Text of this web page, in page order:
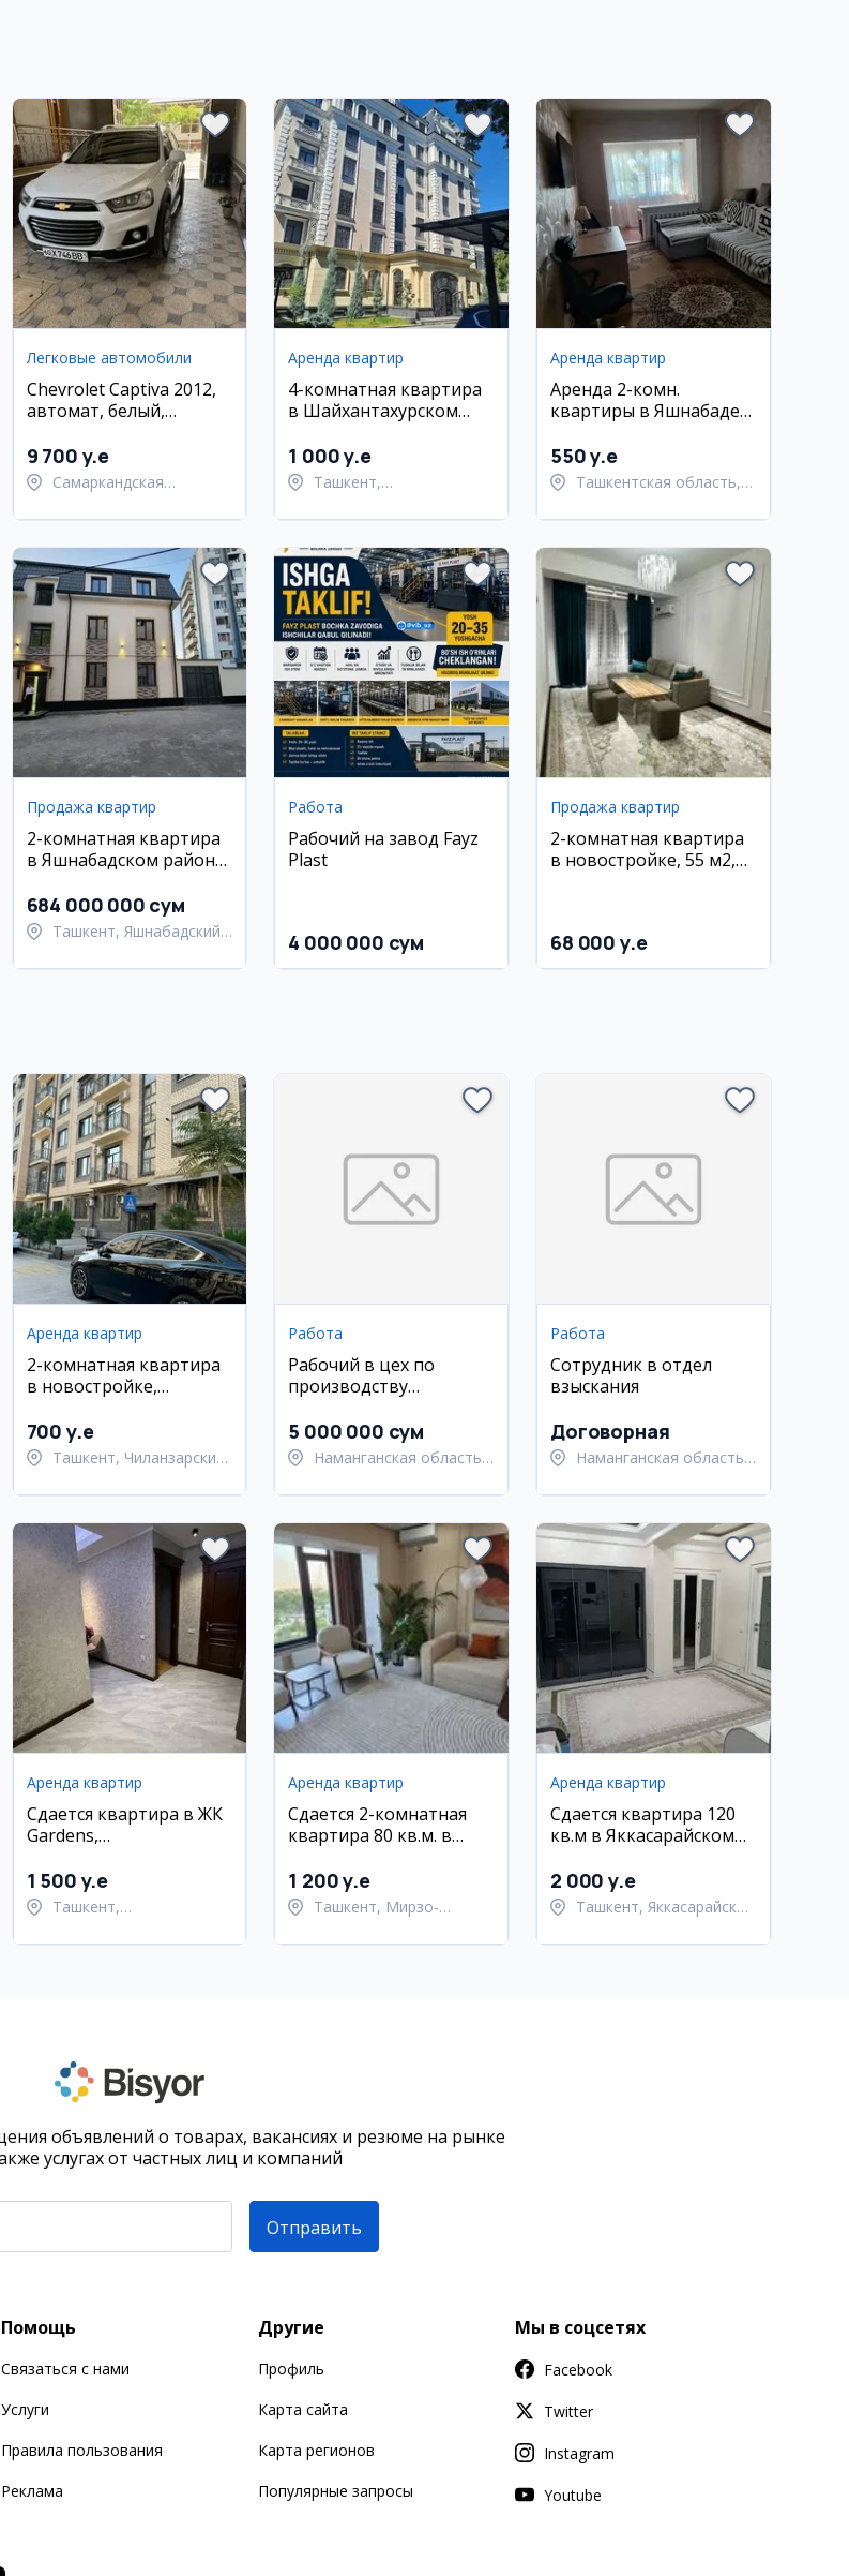
Легковые автомобили
Chevrolet Captiva 2012,
автомат, белый,
9 700 y.e
Самаркандская
Самаркандский район
Аренда квартир
4-комнатная квартира
в Шайхантахурском
Тинчлик
1 000 y.e
Ташкент,
Аренда квартир
Аренда 2-комн.
квартиры в Яшнабаде
550 y.e
Ташкентская область,
Продажа квартир
2-комнатная квартира
в Яшнабадском районе,
684 000 000 сум
Ташкент, Яшнабадский
Работа
Рабочий на завод Fayz
Plast
4 000 000 сум
Продажа квартир
2-комнатная квартира
в новостройке, 55 м2,
68 000 y.e
Аренда квартир
2-комнатная квартира
в новостройке,
700 y.e
Ташкент, Чиланзарский
Работа
Рабочий в цех по
производству
5 000 000 сум
Наманганская область,
Работа
Сотрудник в отдел
взыскания
Договорная
Наманганская область,
Аренда квартир
Сдается квартира в ЖК
Gardens,
район, Ташкент, 90
кв.м.
1 500 y.e
Ташкент,
Аренда квартир
Сдается 2-комнатная
квартира 80 кв.м. в
районе, Ц2 Дархан,
вторичка, с мебелью и
техникой
1 200 y.e
Ташкент, Мирзо-
Аренда квартир
Сдается квартира 120
кв.м в Яккасарайском
Руставели 3/4/9
2 000 y.e
Ташкент, Яккасарайский
объявлений о товарах, вакансиях и резюме на рынке
услугах от частных лиц и компаний
Отправить
Помощь
Связаться с нами
Услуги
Правила пользования
Реклама
Другие
Профиль
Карта сайта
Карта регионов
Популярные запросы
Мы в соцсетях
Facebook
Twitter
Instagram
Youtube